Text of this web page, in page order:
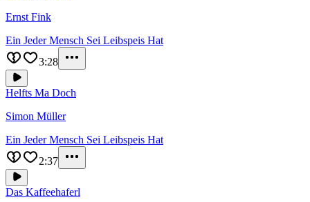
Ernst Fink
Ein Jeder Mensch Sei Leibspeis Hat
3:28
Helfts Ma Doch
Simon Müller
Ein Jeder Mensch Sei Leibspeis Hat
2:37
Das Kaffeehaferl